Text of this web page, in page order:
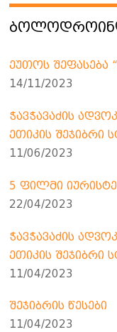
ეუთოს შეფასება
14/11/2023
ჭავჭავაძის
ეთიკის შეჯიბრი
11/06/2023
5 ფილმი
22/04/2023
ჭავჭავაძის
ეთიკის შეჯიბრი
11/04/2023
შეჯიბრის წესები
11/04/2023